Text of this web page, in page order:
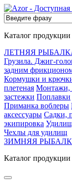
Каталог продукции
ЛЕТНЯЯ
Грузила. Джиг-
задним
Кормушки и
плетеная Монтажи,
застежки Поплавки
Приманка воблеры
аксессуары Садки,
экипировка
Чехлы для удилищ
ЗИМНЯЯ
Каталог продукции